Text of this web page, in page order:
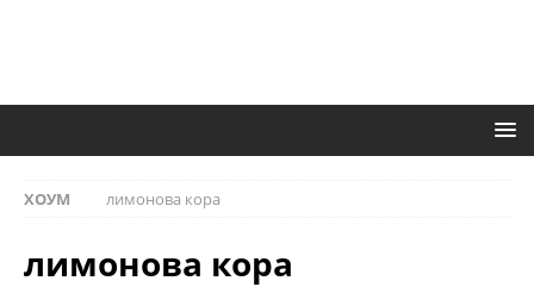
ХОУМ лимонова кора
лимонова кора